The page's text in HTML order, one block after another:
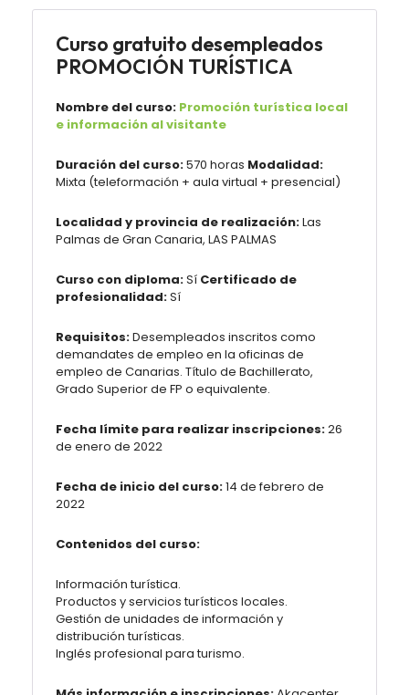
Curso gratuito desempleados
PROMOCIÓN TURÍSTICA
Nombre del curso: Promoción turística local
e información al visitante
Duración del curso:570 horas Modalidad:
Mixta (teleformación + aula virtual + presencial)
Localidad y provincia de realización:Las
Palmas de Gran Canaria, LAS PALMAS
Curso con diploma:Sí Certificado de
profesionalidad:Sí
Requisitos:Desempleados inscritos como
demandates de empleo en la oficinas de
empleo de Canarias. Título de Bachillerato,
Grado Superior de FP o equivalente.
Fecha límite para realizar inscripciones:26
de enero de 2022
Fecha de inicio del curso:14 de febrero de
2022
Contenidos del curso:
Información turística.
Productos y servicios turísticos locales.
Gestión de unidades de información y
distribución turísticas.
Inglés profesional para turismo.